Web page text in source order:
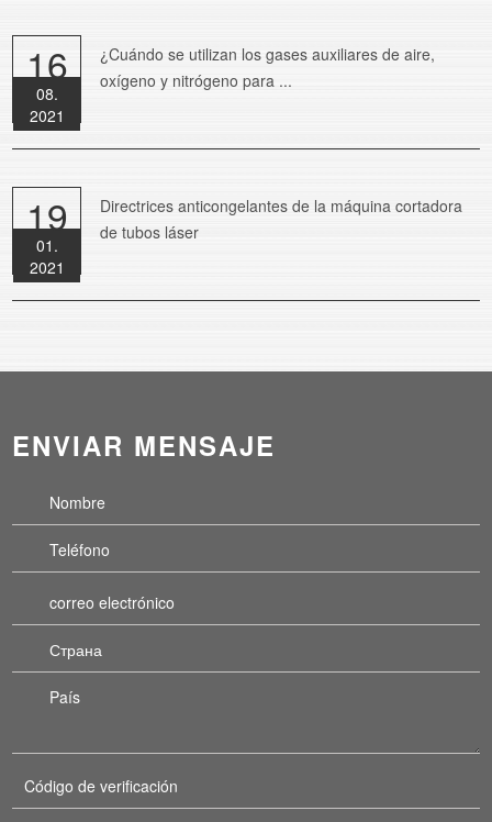
16
08.
2021
¿Cuándo se utilizan los gases auxiliares de aire,
oxígeno y nitrógeno para ...
19
01.
2021
Directrices anticongelantes de la máquina cortadora
de tubos láser
ENVIAR MENSAJE